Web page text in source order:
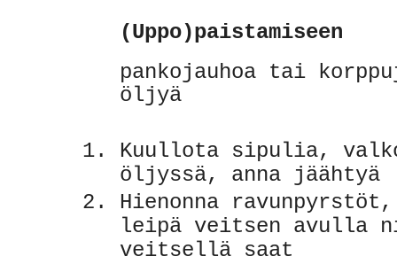
(Uppo)paistamiseen
pankojauhoa tai
öljyä
Kuullota sipulia,
öljyssä, anna jäähtyä
Hienonna
leipä veitsen avulla
veitsellä saat